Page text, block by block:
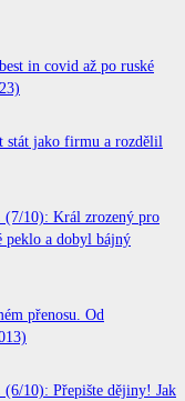
in covid až po ruské
stát jako firmu a rozdělil
10): Král zrozený pro
peklo a dobyl bájný
přenosu. Od
10): Přepište dějiny! Jak